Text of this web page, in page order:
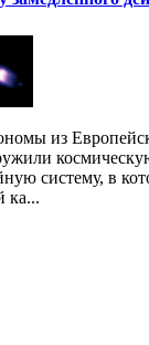
из
систему, в
ка...